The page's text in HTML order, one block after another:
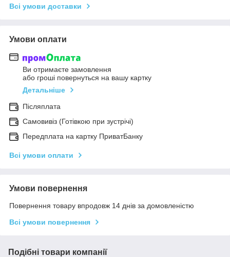
Всі умови доставки
Умови оплати
Ви отримаєте замовлення
або гроші повернуться на вашу картку
Детальніше
Післяплата
Самовивіз (Готівкою при зустрічі)
Передплата на картку ПриватБанку
Всі умови оплати
Умови повернення
Повернення товару впродовж 14 днів за домовленістю
Всі умови повернення
Подібні товари компанії